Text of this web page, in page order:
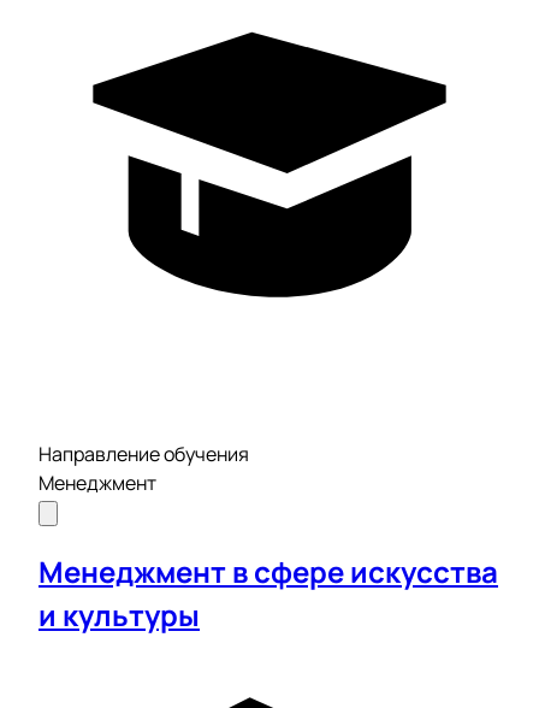
Направление обучения
Менеджмент
Менеджмент в сфере искусства
и культуры